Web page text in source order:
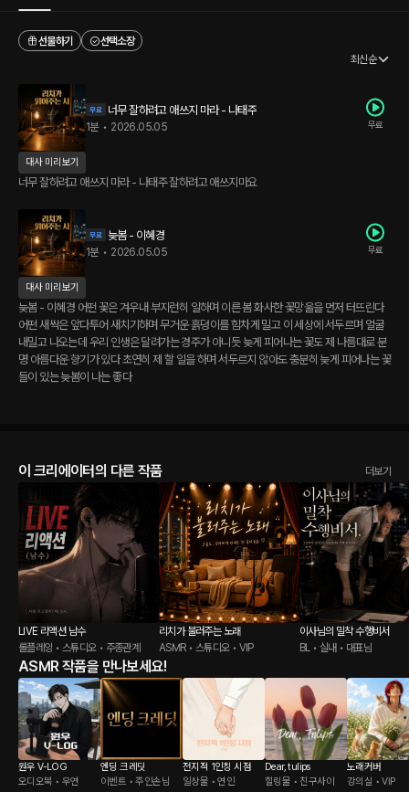
선물하기
선택소장
최신순
너무 잘하려고 애쓰지 마라 - 나태주
1분 • 2026.05.05 무료
대사 미리보기
너무 잘하려고 애쓰지 마라 - 나태주 잘하려고 애쓰지마요
늦봄 - 이혜경
1분 • 2026.05.05 무료
대사 미리보기
늦봄 - 이혜경 어떤 꽃은 겨우내 부지런히 일하며 이른 봄 화사한 꽃망울을 먼저 터뜨린다
어떤 새싹은 앞다투어 새치기하며 무거운 흙덩이를 힘차게 밀고 이 세상에 서두르며 얼굴
내밀고 나오는데 우리 인생은 달려가는 경주가 아니듯 늦게 피어나는 꽃도 제 나름대로 분
명 아름다운 향기가 있다 초연히 제 할 일을 하며 서두르지 않아도 충분히 늦게 피어나는 꽃
들이 있는 늦봄이 나는 좋다
이 크리에이터의 다른 작품 더보기
LIVE 리액션 남수
롤플레잉 • 스튜디오 • 주종관계
리치가 불러주는 노래
ASMR • 스튜디오 • VIP
이사님의 밀착 수행비서
BL • 실내 • 대표님
ASMR 작품을 만나보세요!
원우 V-LOG
오디오북 • 우연
엔딩 크레딧
이벤트 • 주인손님
전지적 1인칭 시점
일상물 • 연인
Dear, tulips
힐링물 • 친구사이
노래커버
강의실 • VIP